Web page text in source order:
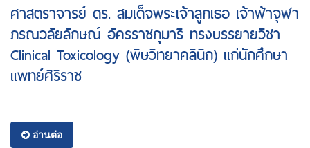
ศาสตราจารย์ ดร. สมเด็จพระเจ้าลูกเธอ เจ้าฟ้าจุฬา
ภรณวลัยลักษณ์ อัครราชกุมารี ทรงบรรยายวิชา
Clinical Toxicology (พิษวิทยาคลินิก) แก่นักศึกษา
แพทย์ศิริราช
อ่านต่อ